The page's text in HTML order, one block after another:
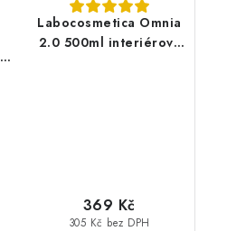
Labocosmetica Omnia
2.0 500ml interiérový
305 Kč bez DPH
369 Kč